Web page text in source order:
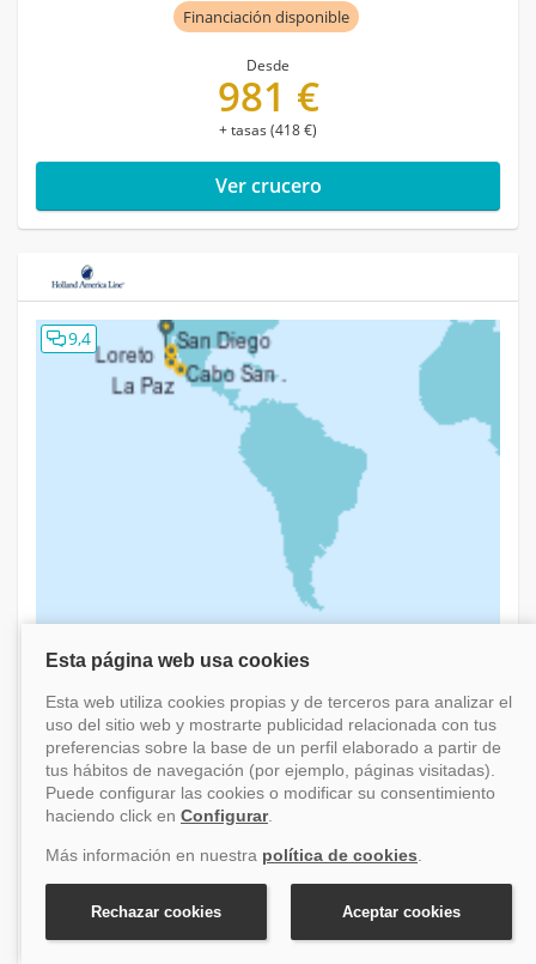
Financiación disponible
Desde
981 €
+ tasas (418 €)
Ver crucero
9,4
Crucero Bajo México desde San Diego
(California/EEUU) IX
Sudamérica
Salidas del 7 noviembre 2026 al 20 marzo 2027
Desde San Diego (California/EEUU)
8 días
Ms Koningsdam